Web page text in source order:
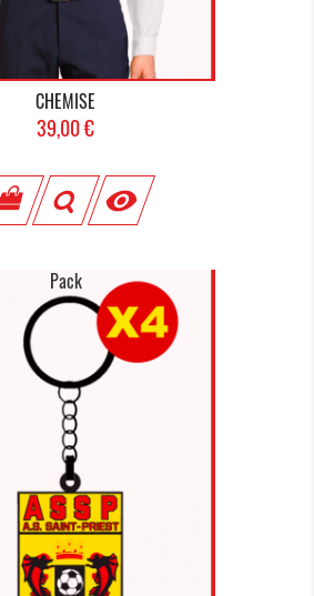
CHEMISE
Prix
39,00 €

Pack